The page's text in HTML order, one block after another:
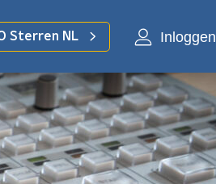
Sterren NL Inloggen